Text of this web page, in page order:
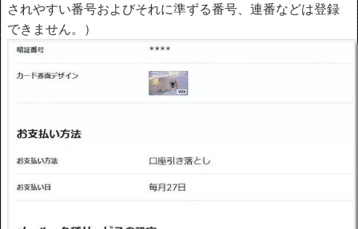
されやすい番号およびそれに準ずる番号、連番などは登録
できません。）